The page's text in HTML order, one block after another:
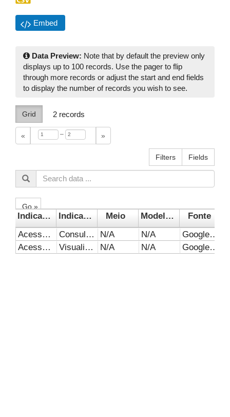
Embed
Data Preview: Note that by default the preview only
displays up to 100 records. Use the pager to flip
through more records or adjust the start and end fields
to display the number of records you wish to see.
Grid 2 records
« – »
Filters Fields
Go »
Meio
Fonte
N/A N/A
N/A N/A